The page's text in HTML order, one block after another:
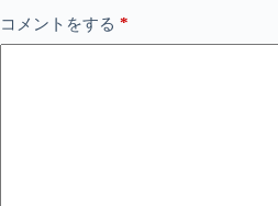
コメントをする *